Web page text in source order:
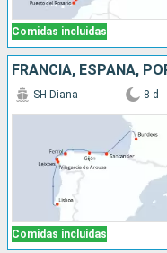
Comidas incluidas
FRANCIA, ESPAÑA,
Comidas incluidas
SH Diana 8 d